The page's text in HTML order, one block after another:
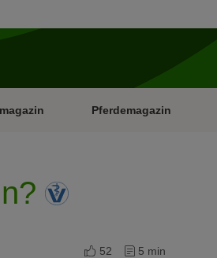
Pferdemagazin
52 5 min